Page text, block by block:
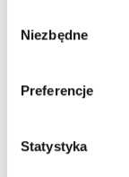
Niezbędne
Preferencje
Statystyka